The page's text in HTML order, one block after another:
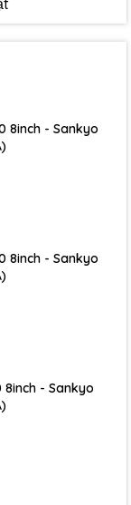
8inch - Sankyo
8inch - Sankyo
- Sankyo